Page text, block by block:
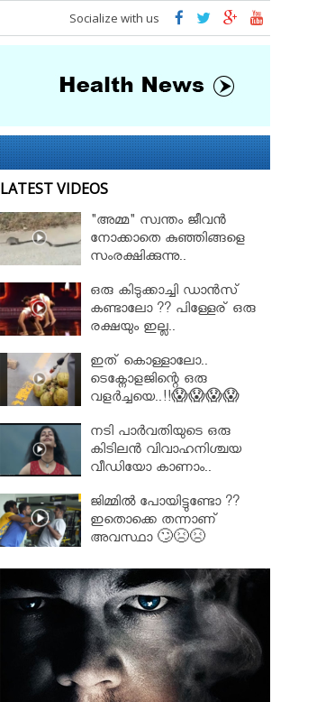
Socialize with us
LATEST VIDEOS
"അമ്മ" സ്വന്തം ജീവൻ
നോക്കാതെ കുഞ്ഞിങ്ങളെ
സംരക്ഷിക്കുന്നു..
ഒരു കിടുക്കാച്ചി ഡാൻസ്
കണ്ടാലോ ?? പിള്ളേര് ഒരു
രക്ഷയും ഇല്ല..
ഇത് കൊള്ളാലോ..
ടെക്നോളജിന്റെ ഒരു
വളർച്ചയെ..!!😱😱😱😱
നടി പാർവതിയുടെ ഒരു
കിടിലൻ വിവാഹനിശ്ചയ
വീഡിയോ കാണാം..
ജിമ്മിൽ പോയിട്ടുണ്ടോ ??
ഇതൊക്കെ തന്നാണ്
അവസ്ഥാ 🙄😣😣